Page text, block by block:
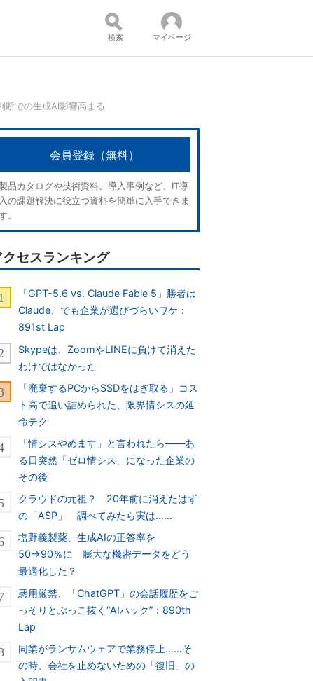
コンテンツ：
検索 マイページ
での生成AI影響高まる
会員登録（無料）
品カタログや技術資料、導入事例など、IT導
入の課題解決に役立つ資料を簡単に入手できま
。
クセスランキング
「GPT-5.6 vs. Claude Fable 5」勝者は
Claude、でも企業が選びづらいワケ：
891st Lap
Skypeは、ZoomやLINEに負けて消えた
わけではなかった
「廃棄するPCからSSDをはぎ取る」コス
ト高で追い詰められた、限界情シスの延
命テク
「情シスやめます」と言われたら――あ
る日突然「ゼロ情シス」になった企業の
その後
クラウドの元祖？ 20年前に消えたはず
の「ASP」 調べてみたら実は……
塩野義製薬、生成AIの正答率を
50→90％に 膨大な機密データをどう
最適化した？
悪用厳禁、「ChatGPT」の会話履歴をご
っそりとぶっこ抜く“AIハック”：890th
Lap
同業がランサムウェアで業務停止……そ
の時、会社を止めないための「復旧」の